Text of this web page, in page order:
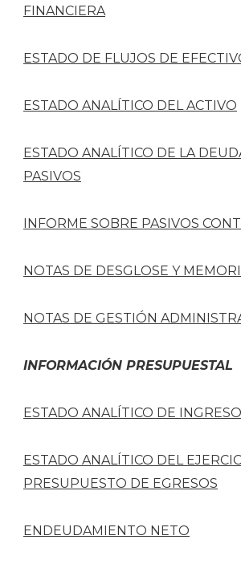
FINANCIERA
ESTADO DE FLUJOS DE
ESTADO ANALÍTICO DEL ACTIVO
ESTADO ANALÍTICO DE LA
PASIVOS
INFORME SOBRE PASIVOS
NOTAS DE DESGLOSE Y
NOTAS DE GESTIÓN
INFORMACIÓN PRESUPUESTAL
ESTADO ANALÍTICO DE
ESTADO ANALÍTICO DEL
PRESUPUESTO DE EGRESOS
ENDEUDAMIENTO NETO